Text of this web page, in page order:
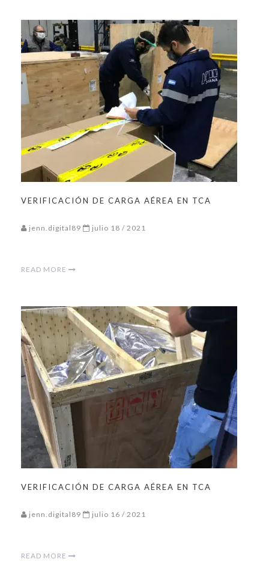
VERIFICACIÓN DE CARGA AÉREA EN TCA
jenn.digital89 julio 18 / 2021
READ MORE
VERIFICACIÓN DE CARGA AÉREA EN TCA
jenn.digital89 julio 16 / 2021
READ MORE